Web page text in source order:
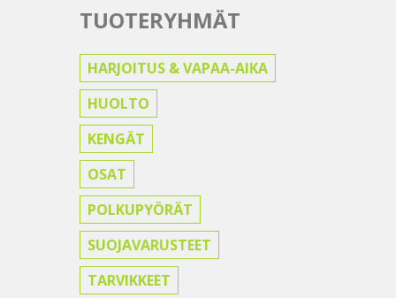
TUOTERYHMÄT
HARJOITUS & VAPAA-AIKA
HUOLTO
KENGÄT
OSAT
POLKUPYÖRÄT
SUOJAVARUSTEET
TARVIKKEET